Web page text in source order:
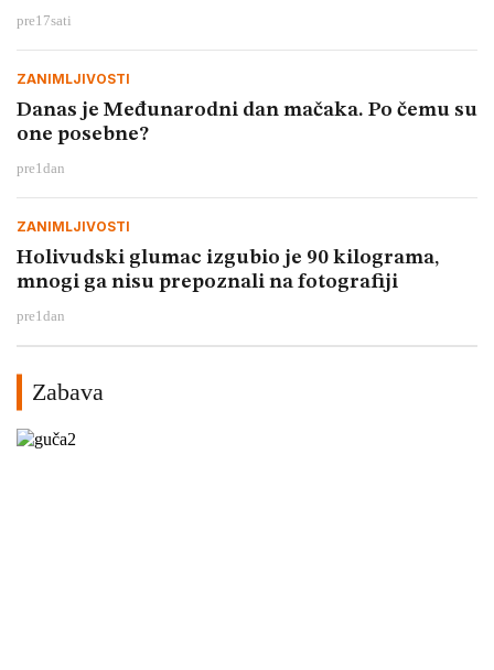
pre17sati
ZANIMLJIVOSTI
Danas je Međunarodni dan mačaka. Po čemu su
one posebne?
pre1dan
ZANIMLJIVOSTI
Holivudski glumac izgubio je 90 kilograma,
mnogi ga nisu prepoznali na fotografiji
pre1dan
Zabava